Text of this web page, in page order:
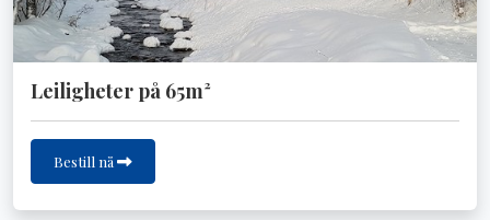
Leiligheter på 65m²
Bestill nå